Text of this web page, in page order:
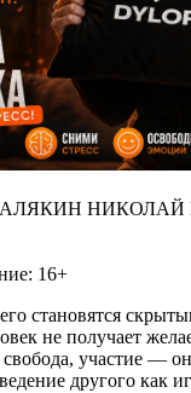
БАЛЯКИН
16+
становятся
не получает
участие —
другого как